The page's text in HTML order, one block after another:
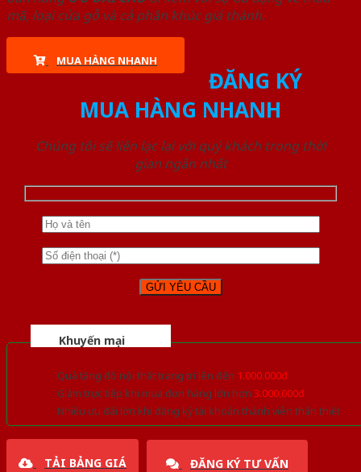
mã, loại cửa gỗ và cả phân khúc giá thành.
MUA HÀNG NHANH
ĐĂNG KÝ
MUA HÀNG NHANH
Chúng tôi sẽ liên lạc lại với quý khách trong thời
gian ngắn nhất
Khuyến mại
Quà tặng đồ nội thất trang trí lên đến 1.000.000đ
Giảm trực tiếp khi mua đơn hàng lớn hơn 3.000.000đ
Nhiều ưu đãi lớn khi đăng ký tài khoản thành viên thân thiết
TẢI BẢNG GIÁ ĐĂNG KÝ TƯ VẤN